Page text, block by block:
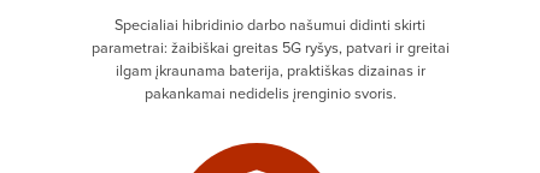
Specialiai hibridinio darbo našumui didinti skirti
parametrai: žaibiškai greitas 5G ryšys, patvari ir greitai
ilgam įkraunama baterija, praktiškas dizainas ir
pakankamai nedidelis įrenginio svoris.